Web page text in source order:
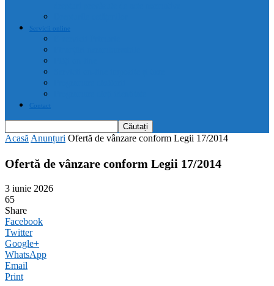
Servicii online
Contact
AcasăAnunțuri Ofertă de vânzare conform Legii 17/2014
Ofertă de vânzare conform Legii 17/2014
3 iunie 2026
65
Share
Facebook
Twitter
Google+
WhatsApp
Email
Print